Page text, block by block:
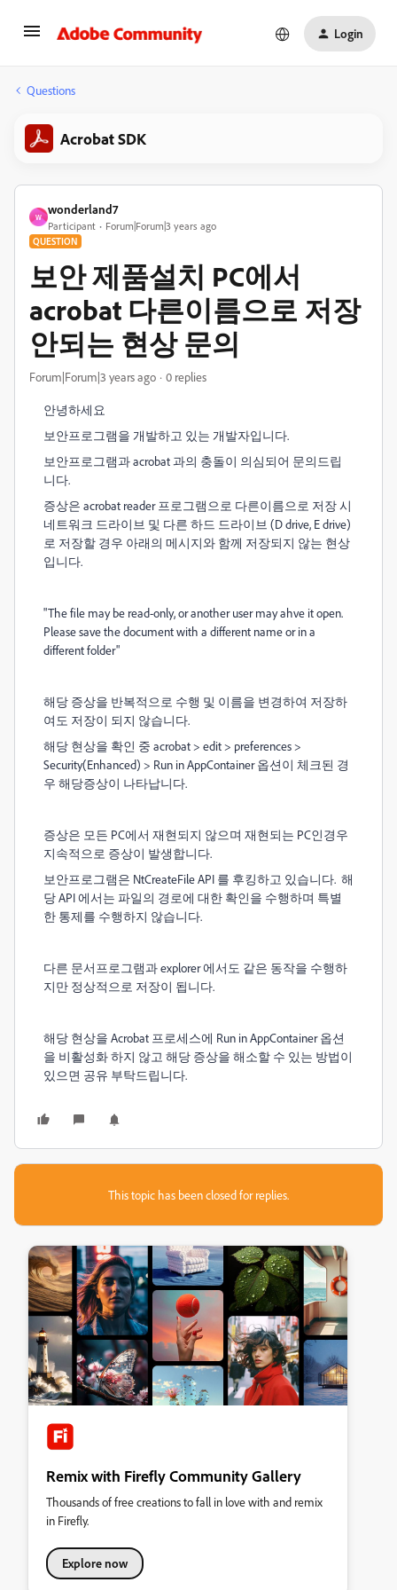
Login
Questions
Acrobat SDK
W
wonderland7
Participant Forum|Forum|3 years ago
QUESTION
보안 제품설치 PC에서
acrobat 다른이름으로 저장
안되는 현상 문의
Forum|Forum|3 years ago 0 replies
안녕하세요
보안프로그램을 개발하고 있는 개발자입니다.
보안프로그램과 acrobat 과의 충돌이 의심되어 문의드립
니다.
증상은 acrobat reader 프로그램으로 다른이름으로 저장 시
네트워크 드라이브 및 다른 하드 드라이브 (D drive, E drive)
로 저장할 경우 아래의 메시지와 함께 저장되지 않는 현상
입니다.
"The file may be read-only, or another user may ahve it open.
Please save the document with a different name or in a
different folder"
해당 증상을 반복적으로 수행 및 이름을 변경하여 저장하
여도 저장이 되지 않습니다.
해당 현상을 확인 중 acrobat > edit > preferences >
Security(Enhanced) > Run in AppContainer 옵션이 체크된 경
우 해당증상이 나타납니다.
증상은 모든 PC에서 재현되지 않으며 재현되는 PC인경우
지속적으로 증상이 발생합니다.
보안프로그램은 NtCreateFile API 를 후킹하고 있습니다. 해
당 API 에서는 파일의 경로에 대한 확인을 수행하며 특별
한 통제를 수행하지 않습니다.
다른 문서프로그램과 explorer 에서도 같은 동작을 수행하
지만 정상적으로 저장이 됩니다.
해당 현상을 Acrobat 프로세스에 Run in AppContainer 옵션
을 비활성화 하지 않고 해당 증상을 해소할 수 있는 방법이
있으면 공유 부탁드립니다.
This topic has been closed for replies.
Remix with Firefly Community Gallery
Thousands of free creations to fall in love with and remix
in Firefly.
Explore now